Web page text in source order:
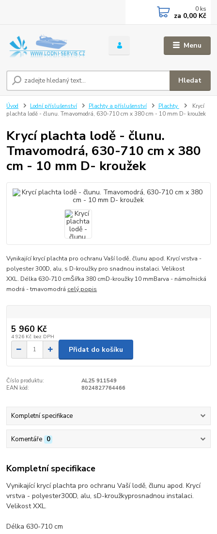
Menu
Hledat
0 ks
za 0,00 Kč
Úvod Lodní příslušenství Plachty a příslušenství Plachty
Krycí
plachta lodě - člunu. Tmavomodrá, 630-710 cm x 380 cm - 10 mm D- kroužek
Krycí plachta lodě - člunu.
Tmavomodrá, 630-710 cm x 380
cm - 10 mm D- kroužek
Vynikající krycí plachta pro ochranu Vaší lodě, člunu apod. Krycí vrstva -
polyester 300D, alu, s D-kroužky pro snadnou instalaci. Velikost
XXL. Délka 630-710 cmŠířka 380 cmD-kroužky 10 mmBarva - námořnická
modrá - tmavomodrá celý popis
5 960 Kč
4 926 Kč bez DPH
Přidat do košíku
Číslo produktu:
AL25 911549
EAN kód:
8024827764466
Kompletní specifikace
Komentáře 0
Kompletní specifikace
Vynikající krycí plachta pro ochranu Vaší lodě, člunu apod.Krycí
vrstva -polyester300D, alu, sD-kroužkyprosnadnou instalaci.
Velikost XXL.
Délka 630-710 cm